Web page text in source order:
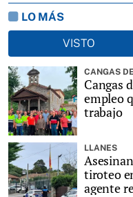
LO MÁS
VISTO
CANGAS
Cangas
empleo
trabajo
LLANES
tiroteo
agente